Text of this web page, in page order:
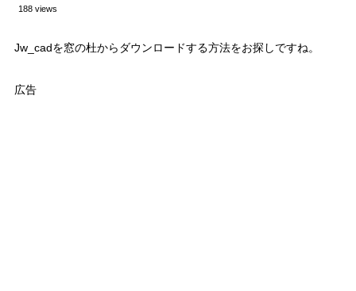
188 views
Jw_cadを窓の杜からダウンロードする方法をお探しですね。
広告